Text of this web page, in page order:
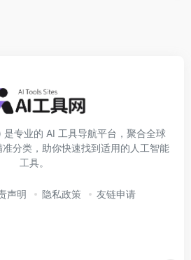
专业的 AI 工具导航平台，聚合全球
分类，助你快速找到适用的人工智能
工具。
声明 隐私政策 友链申请